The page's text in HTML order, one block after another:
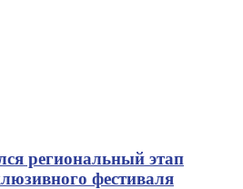
региональный этап
фестиваля